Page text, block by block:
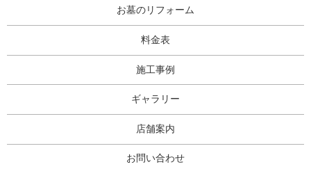
お墓のリフォーム
料金表
施工事例
ギャラリー
店舗案内
お問い合わせ